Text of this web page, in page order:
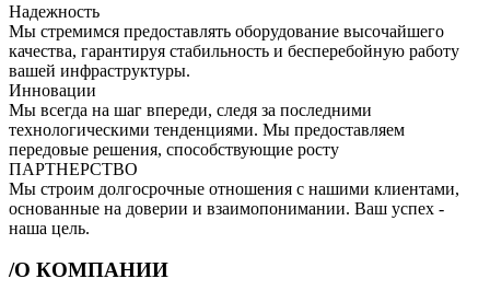
Надежность
Мы стремимся предоставлять оборудование высочайшего
качества, гарантируя стабильность и бесперебойную работу
вашей инфраструктуры.
Инновации
Мы всегда на шаг впереди, следя за последними
технологическими тенденциями. Мы предоставляем
передовые решения, способствующие росту
ПАРТНЕРСТВО
Мы строим долгосрочные отношения с нашими клиентами,
основанные на доверии и взаимопонимании. Ваш успех -
наша цель.
/О КОМПАНИИ